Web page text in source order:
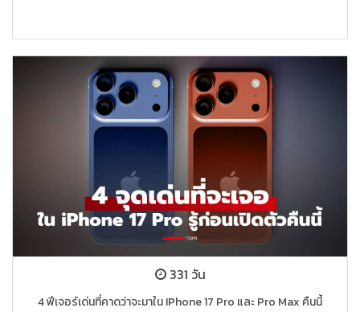
331 วัน
4 ฟีเจอร์เด่นที่คาดว่าจะมาใน IPhone 17 Pro และ Pro Max คืนนี้